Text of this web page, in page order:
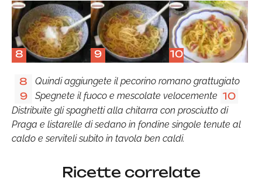
8 9 10
8 Quindi aggiungete il pecorino romano grattugiato
9 Spegnete il fuoco e mescolate velocemente 10
Distribuite gli spaghetti alla chitarra con prosciutto di
Praga e listarelle di sedano in fondine singole tenute al
caldo e serviteli subito in tavola ben caldi.
Ricette correlate